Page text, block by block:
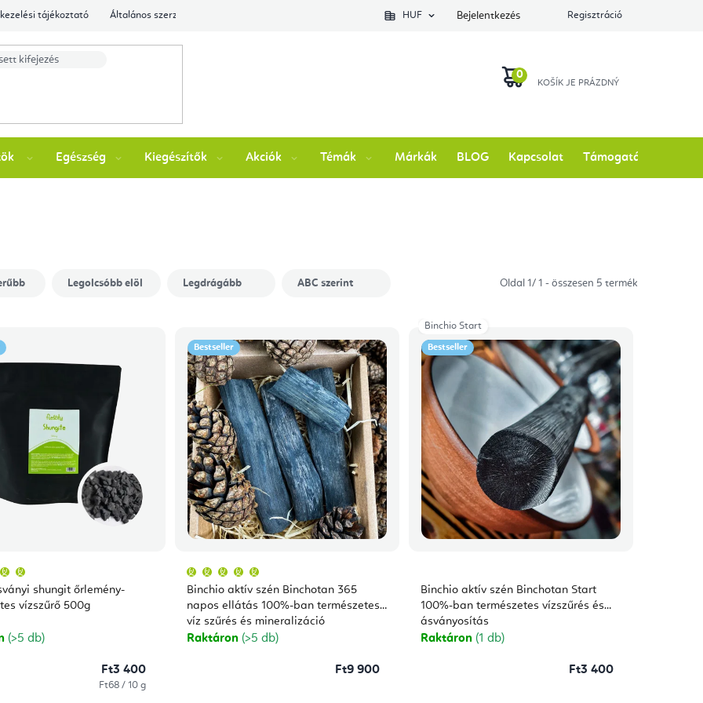
tájékoztató Általános szerződési feltételek Ellenőrizze a rendelés állapotátHUF Bejelentkezés Regisztráció
Egészség Kiegészítők Akciók Témák Márkák BLOG Kapcsolat Támogatás
Oldal 1/ 1 - összesen 5 termék
Legolcsóbb elöl Legdrágább ABC szerint
shungit őrlemény-
vízszűrő 500g
átlagos
értékelése
5-
csillag.
(>5 db)
Ft3 400
Egységár:
Ft68 / 10 g
Bestseller
Binchio aktív szén Binchotan 365
napos ellátás 100%-ban természetes
víz szűrés és mineralizáció
átlagos
értékelése
5-
ből
5,0
csillag.
Raktáron (>5 db)
Ft9 900
Bestseller
Binchio aktív szén Binchotan Start
100%-ban természetes vízszűrés és
ásványosítás
Raktáron (1 db)
Ft3 400
Binchio Start